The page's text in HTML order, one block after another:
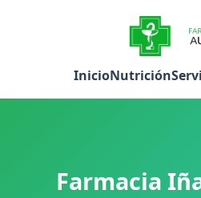
InicioNutrición
Farmacia